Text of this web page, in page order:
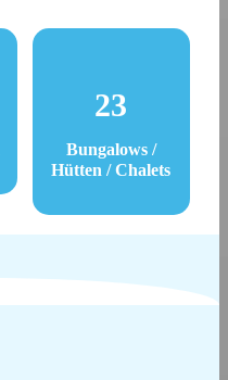
23
Bungalows /
Hütten / Chalets